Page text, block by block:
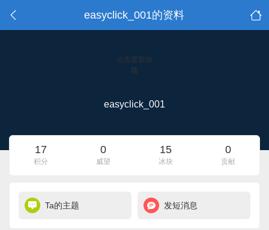
easyclick_001的资料
点击重新加
载
easyclick_001
17
积分
0
威望
15
冰块
0
贡献
Ta的主题 发短消息